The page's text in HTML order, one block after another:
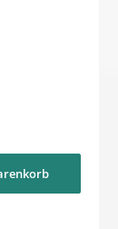
die Schaltflächen um